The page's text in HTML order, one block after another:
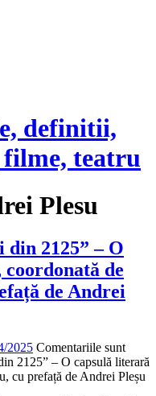
definitii,
filme, teatru
Plesu
2125” – O
de
de Andrei
2025 Comentariile sunt
2125” – O capsulă literară
cu prefață de Andrei Pleșu